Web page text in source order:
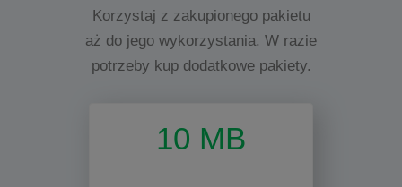
Korzystaj z zakupionego pakietu
aż do jego wykorzystania. W razie
potrzeby kup dodatkowe pakiety.
10 MB